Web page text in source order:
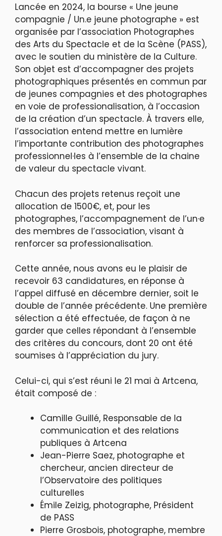
Lancée en 2024, la bourse « Une jeune
compagnie / Un.e jeune photographe » est
organisée par l’association Photographes
des Arts du Spectacle et de la Scène (PASS),
avec le soutien du ministère de la Culture.
Son objet est d’accompagner des projets
photographiques présentés en commun par
de jeunes compagnies et des photographes
en voie de professionalisation, à l’occasion
de la création d’un spectacle. À travers elle,
l’association entend mettre en lumière
l’importante contribution des photographes
professionnel·les à l’ensemble de la chaine
de valeur du spectacle vivant.
Chacun des projets retenus reçoit une
allocation de 1500€, et, pour les
photographes, l’accompagnement de l’un·e
des membres de l’association, visant à
renforcer sa professionalisation.
Cette année, nous avons eu le plaisir de
recevoir 63 candidatures, en réponse à
l’appel diffusé en décembre dernier, soit le
double de l’année précédente. Une première
sélection a été effectuée, de façon à ne
garder que celles répondant à l’ensemble
des critères du concours, dont 20 ont été
soumises à l’appréciation du jury.
Celui-ci, qui s’est réuni le 21 mai à Artcena,
était composé de :
Camille Guillé, Responsable de la
communication et des relations
publiques à Artcena
Jean-Pierre Saez, photographe et
chercheur, ancien directeur de
l’Observatoire des politiques
culturelles
Émile Zeizig, photographe, Président
de PASS
Pierre Grosbois, photographe, membre